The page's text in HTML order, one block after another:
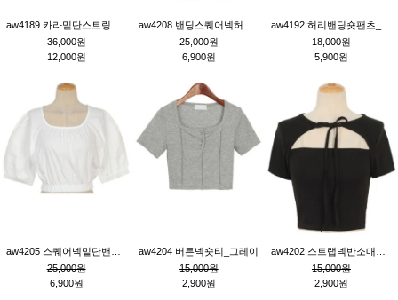
36,000원
12,000원
25,000원
6,900원
18,000원
5,900원
25,000원
6,900원
aw4204 버튼넥숏티_그레이
15,000원
2,900원
15,000원
2,900원